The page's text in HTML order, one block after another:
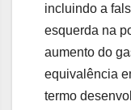
incluindo a
esquerda na
aumento do
equivalência
termo